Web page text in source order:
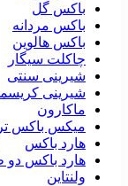
باکس گل
باکس مردانه
باکس هالوین
چاکلت سیگار
شیرینی سنتی
شیرینی
ماکارون
میکس باکس
هارد باکس
هارد باکس دو
ولنتاین